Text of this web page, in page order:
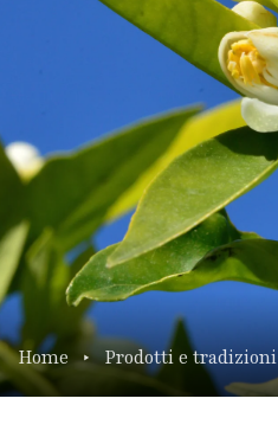
Home Prodotti e tradizioni